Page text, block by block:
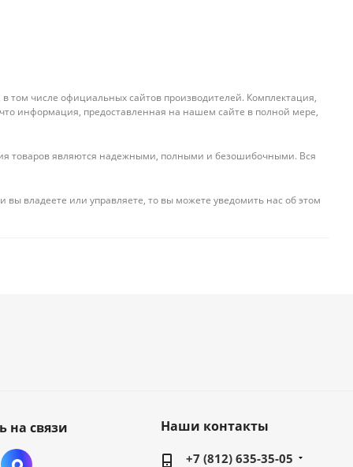
том числе официальных сайтов производителей. Комплектация,
информация, предоставленная на нашем сайте в полной мере,
товаров являются надежными, полными и безошибочными. Вся
владеете или управляете, то вы можете уведомить нас об этом
на связи Наши контакты
+7 (812) 635-35-05